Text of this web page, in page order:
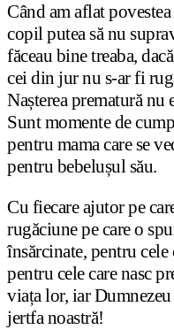
Când am aflat
copil putea să nu
făceau bine treaba,
cei din jur nu s-ar fi
Nașterea prematură nu
Sunt momente de
pentru mama care se
pentru bebelușul său.
Cu fiecare ajutor pe
rugăciune pe care o
însărcinate, pentru
pentru cele care nasc
viața lor, iar
jertfa noastră!